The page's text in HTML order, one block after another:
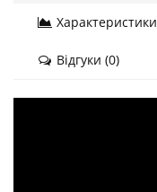
Характеристики
Відгуки (0)